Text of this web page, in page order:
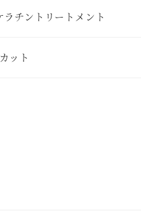
チントリートメント
ット